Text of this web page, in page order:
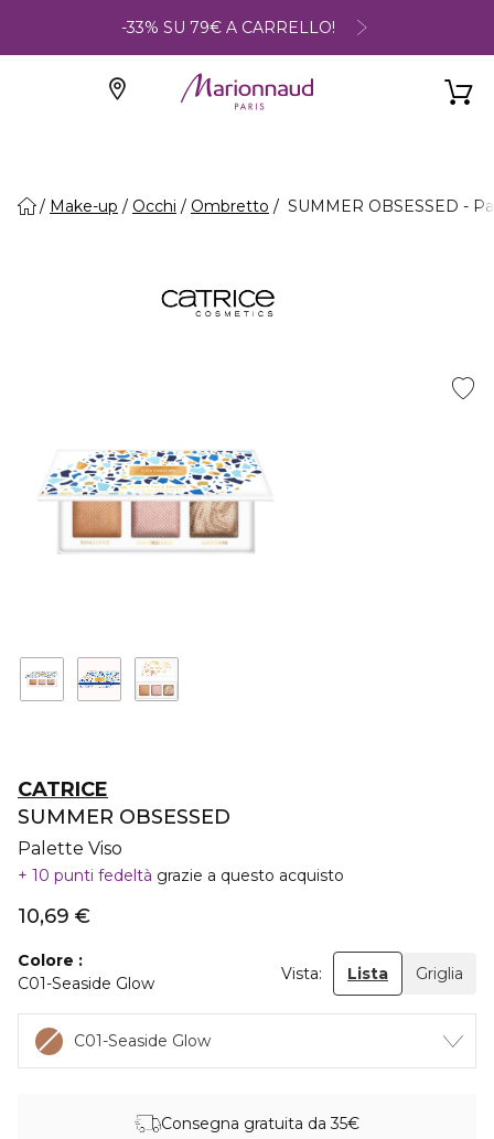
-33% SU 79€ A CARRELLO!
Make-up Occhi Ombretto SUMMER OBSESSED -
CATRICE
SUMMER OBSESSED
Palette Viso
10 punti fedeltà grazie a questo acquisto
10,69 €
Colore
C01-Seaside Glow
Vista: Lista Griglia
C01-Seaside Glow
Consegna gratuita da 35€